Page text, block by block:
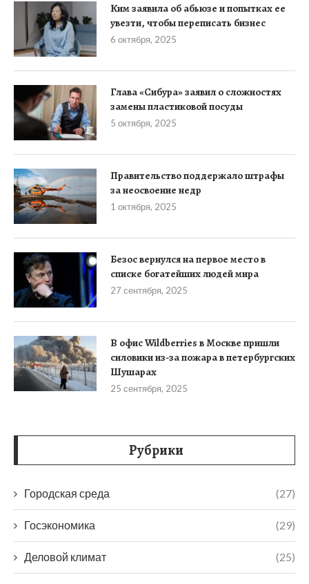
Ким заявила об абьюзе и попытках ее
увезти, чтобы переписать бизнес
6 октября, 2025
Глава «Сибура» заявил о сложностях
замены пластиковой посуды
5 октября, 2025
Правительство поддержало штрафы
за неосвоение недр
1 октября, 2025
Безос вернулся на первое место в
списке богатейших людей мира
27 сентября, 2025
В офис Wildberries в Москве пришли
силовики из-за пожара в петербургских
Шушарах
25 сентября, 2025
Рубрики
Городская среда (27)
Госэкономика (29)
Деловой климат (25)